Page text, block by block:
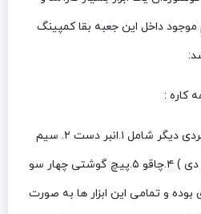
موجود داخل این جعبه بقا کمپینگ
این ابزار خود شامل ۸ ابزار کاربردی دیگر شامل ۱.انبر دست ۲. سیم
چین ۳.چراغ قوه ( لامپ ال ای دی ) ۴.چاقو ۵.پیچ گوشتی چهار سو
۸.جا کلیدی بوده و تمامی این ابزار ها به صورت